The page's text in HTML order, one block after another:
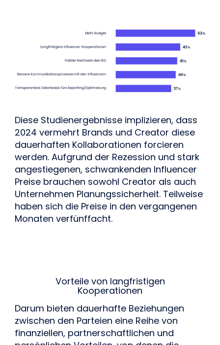
Diese Studienergebnisse implizieren, dass
2024 vermehrt Brands und Creator diese
dauerhaften Kollaborationen forcieren
werden. Aufgrund der Rezession und stark
angestiegenen, schwankenden Influencer
Preise brauchen sowohl Creator als auch
Unternehmen Planungssicherheit. Teilweise
haben sich die Preise in den vergangenen
Monaten verfünffacht.
Vorteile von langfristigen
Kooperationen
Darum bieten dauerhafte Beziehungen
zwischen den Parteien eine Reihe von
finanziellen, partnerschaftlichen und